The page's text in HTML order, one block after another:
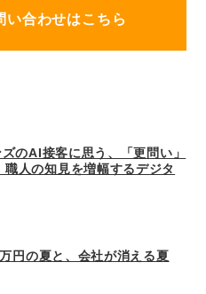
い合わせはこちら
のAI接客に思う、「更問い」
職人の知見を増幅するデジタ
円の夏と、会社が消える夏